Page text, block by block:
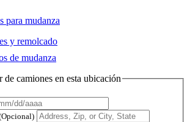
para mudanza
y remolcado
de mudanza
de camiones en esta ubicación